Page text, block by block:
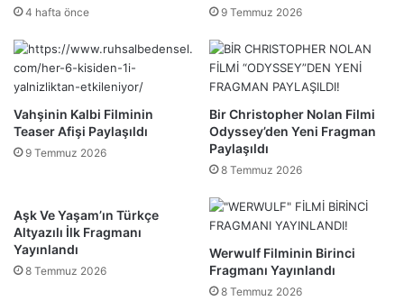
4 hafta önce 9 Temmuz 2026
Vahşinin Kalbi Filminin
Teaser Afişi Paylaşıldı
9 Temmuz 2026
Bir Christopher Nolan Filmi
Odyssey’den Yeni Fragman
Paylaşıldı
8 Temmuz 2026
Aşk Ve Yaşam’ın Türkçe
Altyazılı İlk Fragmanı
Yayınlandı
8 Temmuz 2026
Werwulf Filminin Birinci
Fragmanı Yayınlandı
8 Temmuz 2026